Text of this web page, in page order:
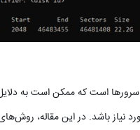
است که ممکن است به
نیاز باشد. در این مقاله،